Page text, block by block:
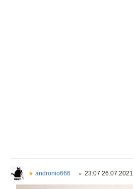
★ andronio666 ○ 23:07 26.07.2021